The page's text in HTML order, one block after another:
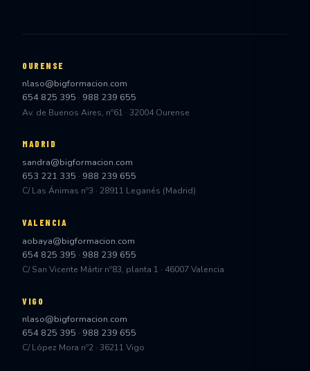
OURENSE
nlaso@bigformacion.com
654 825 395 · 988 239 655
Av. de Buenos Aires, nº61 · 32004 Ourense
MADRID
sandra@bigformacion.com
653 221 335 · 988 239 655
C/ Las Ánimas nº3 · 28911 Leganés (Madrid)
VALENCIA
aobaya@bigformacion.com
654 825 395 · 988 239 655
C/ San Vicente Mártir nº83, planta 1 · 46007 Valencia
VIGO
nlaso@bigformacion.com
654 825 395 · 988 239 655
C/ López Mora nº2 · 36211 Vigo